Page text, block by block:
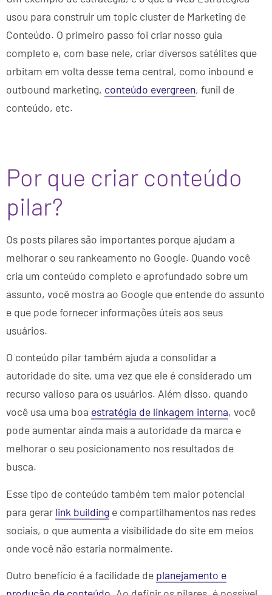
usou para construir um topic cluster de Marketing de
Conteúdo. O primeiro passo foi criar nosso guia
completo e, com base nele, criar diversos satélites que
orbitam em volta desse tema central, como inbound e
outbound marketing, conteúdo evergreen, funil de
conteúdo, etc.
Por que criar conteúdo
pilar?
Os posts pilares são importantes porque ajudam a
melhorar o seu rankeamento no Google. Quando você
cria um conteúdo completo e aprofundado sobre um
assunto, você mostra ao Google que entende do assunto
e que pode fornecer informações úteis aos seus
usuários.
O conteúdo pilar também ajuda a consolidar a
autoridade do site, uma vez que ele é considerado um
recurso valioso para os usuários. Além disso, quando
você usa uma boa estratégia de linkagem interna, você
pode aumentar ainda mais a autoridade da marca e
melhorar o seu posicionamento nos resultados de
busca.
Esse tipo de conteúdo também tem maior potencial
para gerar link building e compartilhamentos nas redes
sociais, o que aumenta a visibilidade do site em meios
onde você não estaria normalmente.
Outro benefício é a facilidade de planejamento e